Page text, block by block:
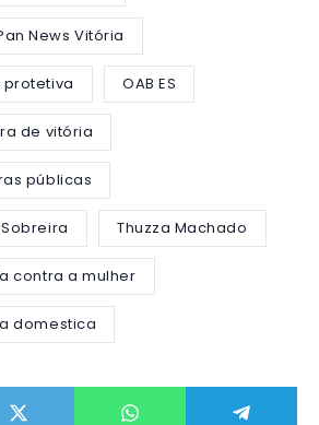
News Vitória
OAB ES
de vitória
públicas
Thuzza Machado
contra a mulher
domestica